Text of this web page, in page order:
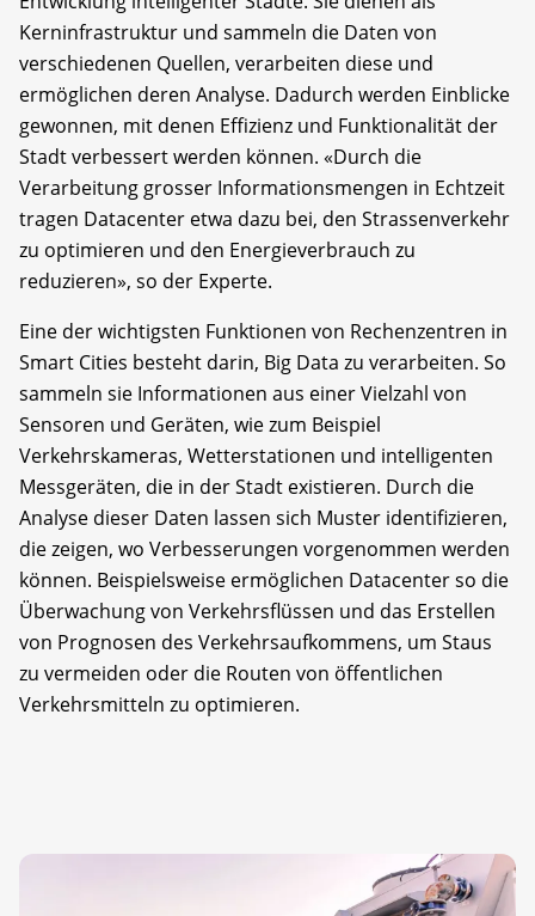
Kerninfrastruktur und sammeln die Daten von
verschiedenen Quellen, verarbeiten diese und
ermöglichen deren Analyse. Dadurch werden Einblicke
gewonnen, mit denen Effizienz und Funktionalität der
Stadt verbessert werden können. «Durch die
Verarbeitung grosser Informationsmengen in Echtzeit
tragen Datacenter etwa dazu bei, den Strassenverkehr
zu optimieren und den Energieverbrauch zu
reduzieren», so der Experte.
Eine der wichtigsten Funktionen von Rechenzentren in
Smart Cities besteht darin, Big Data zu verarbeiten. So
sammeln sie Informationen aus einer Vielzahl von
Sensoren und Geräten, wie zum Beispiel
Verkehrskameras, Wetterstationen und intelligenten
Messgeräten, die in der Stadt existieren. Durch die
Analyse dieser Daten lassen sich Muster identifizieren,
die zeigen, wo Verbesserungen vorgenommen werden
können. Beispielsweise ermöglichen Datacenter so die
Überwachung von Verkehrsflüssen und das Erstellen
von Prognosen des Verkehrsaufkommens, um Staus
zu vermeiden oder die Routen von öffentlichen
Verkehrsmitteln zu optimieren.